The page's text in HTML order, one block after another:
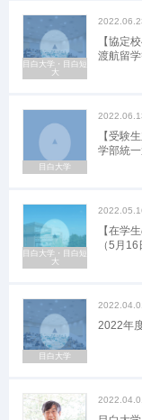
【協定
渡航留
目白大学・目白短
大
【受験
学部統
目白大学
【在学
（5月16
目白大学・目白短
大
2022年
目白大学